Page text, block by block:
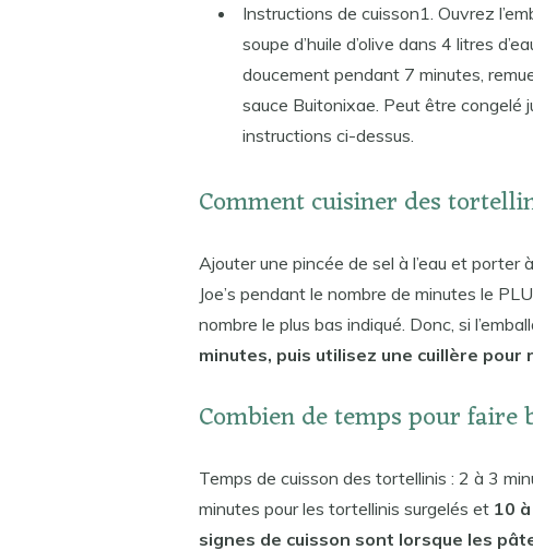
Instructions de cuisson1. Ouvrez
soupe d’huile d’olive dans 4 litres
doucement pendant 7 minutes,
sauce Buitonixae. Peut être congelé
instructions ci-dessus.
Comment cuisiner des
Ajouter une pincée de sel à l’eau et
Joe’s pendant le nombre de minutes le
nombre le plus bas indiqué. Donc, si
minutes, puis utilisez une cuillère
Combien de temps pour
Temps de cuisson des tortellinis : 2 à 3
minutes pour les tortellinis surgelés et 10
signes de cuisson sont lorsque les